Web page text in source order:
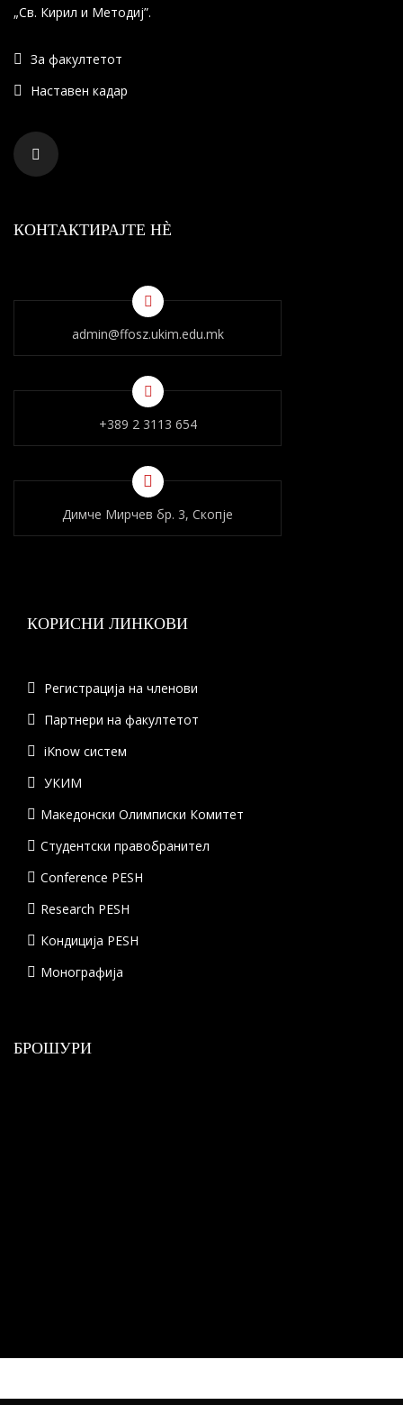
„Св. Кирил и Методиј”.
За факултетот
Наставен кадар
КОНТАКТИРАЈТЕ НÈ
admin@ffosz.ukim.edu.mk
+389 2 3113 654
Димче Мирчев бр. 3, Скопје
КОРИСНИ ЛИНКОВИ
Регистрација на членови
Партнери на факултетот
iKnow систем
УКИМ
Македонски Олимписки Комитет
Студентски правобранител
Conference PESH
Research PESH
Кондиција PESH
Монографија
БРОШУРИ